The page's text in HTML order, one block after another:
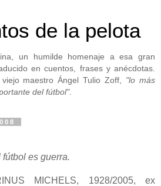
de la pelota
un humilde homenaje a esa gran
en cuentos, frases y anécdotas.
maestro Ángel Tulio Zoff, "lo más
del fútbol".
fútbol es guerra.
MICHELS, 1928/2005, ex